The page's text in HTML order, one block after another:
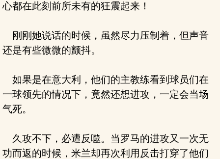
心都在此刻前所未有的狂震起来！
刚刚她说话的时候，虽然尽力压制着，但声音
还是有些微微的颤抖。
如果是在意大利，他们的主教练看到球员们在
一球领先的情况下，竟然还想进攻，一定会当场
气死。
久攻不下，必遭反噬。当罗马的进攻又一次无
功而返的时候，米兰却再次利用反击打穿了他们